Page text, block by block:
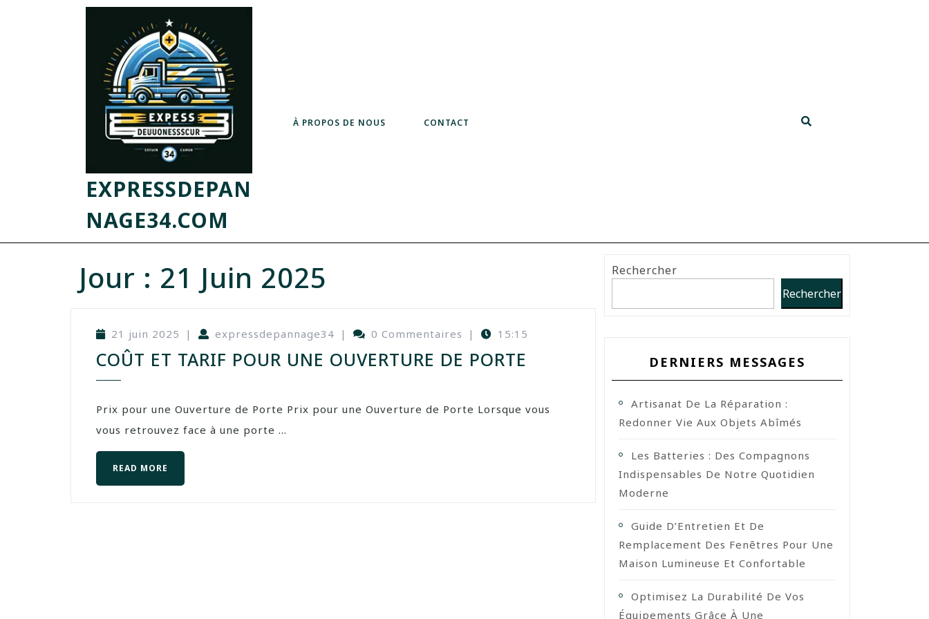
EXPRESSDEPAN
NAGE34.COM
À PROPOS DE NOUS CONTACT
Jour : 21 Juin 2025
21 juin 2025 | expressdepannage34 | 0 Commentaires | 15:15
COÛT ET TARIF POUR UNE OUVERTURE DE PORTE
Prix pour une Ouverture de Porte Prix pour une Ouverture de Porte Lorsque vous
vous retrouvez face à une porte ...
READ MORE
Rechercher
Rechercher
DERNIERS MESSAGES
Artisanat De La Réparation :
Redonner Vie Aux Objets Abîmés
Les Batteries : Des Compagnons
Indispensables De Notre Quotidien
Moderne
Guide D’Entretien Et De
Remplacement Des Fenêtres Pour Une
Maison Lumineuse Et Confortable
Optimisez La Durabilité De Vos
Équipements Grâce À Une